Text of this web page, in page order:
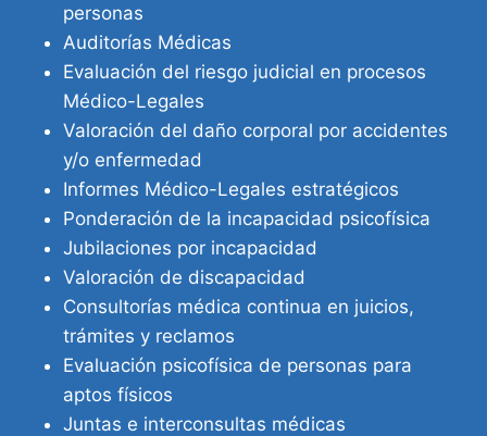
personas
Auditorías Médicas
Evaluación del riesgo judicial en procesos
Médico-Legales
Valoración del daño corporal por accidentes
y/o enfermedad
Informes Médico-Legales estratégicos
Ponderación de la incapacidad psicofísica
Jubilaciones por incapacidad
Valoración de discapacidad
Consultorías médica continua en juicios,
trámites y reclamos
Evaluación psicofísica de personas para
aptos físicos
Juntas e interconsultas médicas